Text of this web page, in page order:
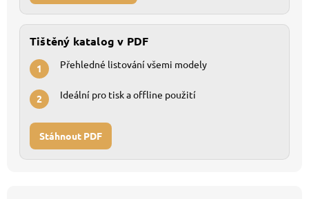
Tištěný katalog v PDF
1 Přehledné listování všemi modely
2 Ideální pro tisk a offline použití
Stáhnout PDF